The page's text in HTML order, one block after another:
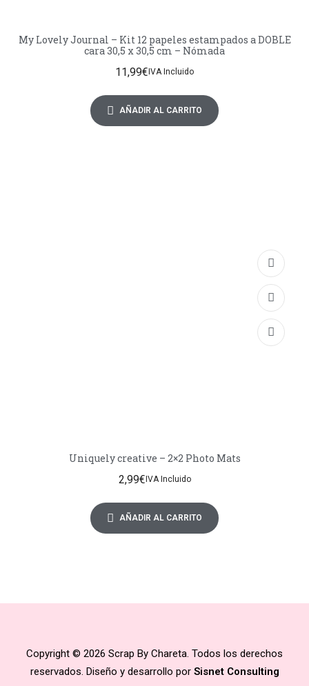
My Lovely Journal – Kit 12 papeles estampados a DOBLE
cara 30,5 x 30,5 cm – Nómada
11,99€ IVA Incluido
AÑADIR AL CARRITO
Uniquely creative – 2×2 Photo Mats
2,99€ IVA Incluido
AÑADIR AL CARRITO
Copyright © 2026 Scrap By Chareta. Todos los derechos
reservados. Diseño y desarrollo por Sisnet Consulting